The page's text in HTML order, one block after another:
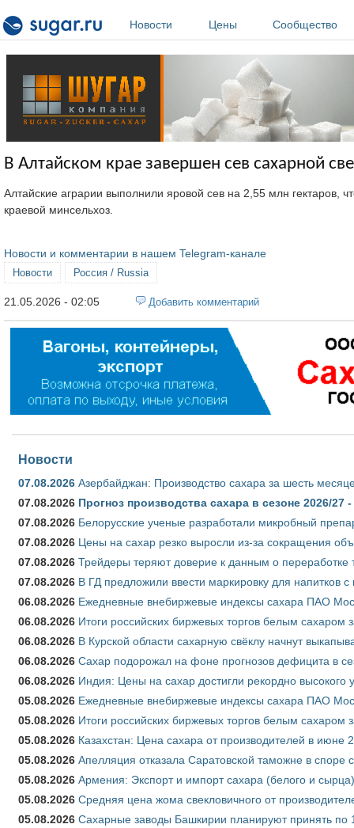
Новости
Цены Сообщество
В Алтайском крае завершен сев сахарной
Алтайские аграрии выполнили яровой сев на 2,55 млн гектаров,
краевой минсельхоз.
Новости и комментарии в нашем Telegram-канале
Новости Россия / Russia
21.05.2026 - 02:05 Добавить комментарий
Новости
07.08.2026 Азербайджан: Производство сахара за шесть
07.08.2026 Прогноз производства сахара в сезоне 2026/
07.08.2026 Белорусские ученые разработали микробный
07.08.2026 Цены на сахар резко выросли из-за сокращения
07.08.2026 Трейдеры теряют доверие к данным о переработке
07.08.2026 В ГД предложили ввести маркировку для напитков
06.08.2026 Ежедневные внебиржевые индексы сахара ПАО
06.08.2026 Итоги российских биржевых торгов белым сахаром
06.08.2026 В Курской области сахарную свёклу начнут
06.08.2026 Сахар подорожал на фоне прогнозов дефицита в
06.08.2026 Индия: Цены на сахар достигли рекордно высокого
05.08.2026 Ежедневные внебиржевые индексы сахара ПАО
05.08.2026 Итоги российских биржевых торгов белым сахаром
05.08.2026 Казахстан: Цена сахара от производителей в июне
05.08.2026 Апелляция отказала Саратовской таможне в
05.08.2026 Армения: Экспорт и импорт сахара (белого и
05.08.2026 Средняя цена жома свекловичного от
05.08.2026 Сахарные заводы Башкирии планируют принять по